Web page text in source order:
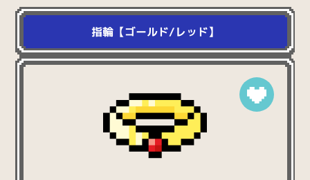
指輪【ゴールド/レッド】